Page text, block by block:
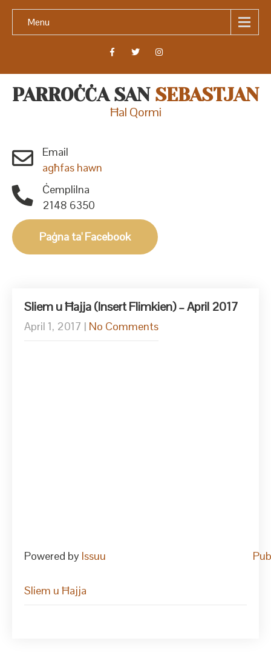
Menu
PARROĊĊA SAN SEBASTJAN
Ħal Qormi
Email
agħfas hawn
Ċemplilna
2148 6350
Paġna ta' Facebook
Sliem u Ħajja (Insert Flimkien) – April 2017
April 1, 2017 | No Comments
Powered by Issuu
Sliem u Ħajja